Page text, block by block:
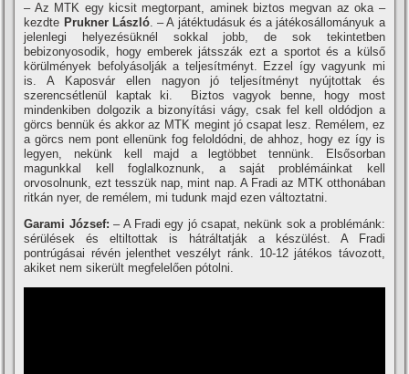
– Az MTK egy kicsit megtorpant, aminek biztos megvan az oka –
kezdte Prukner László. – A játéktudásuk és a játékosállományuk a
jelenlegi helyezésüknél sokkal jobb, de sok tekintetben
bebizonyosodik, hogy emberek játsszák ezt a sportot és a külső
körülmények befolyásolják a teljesí­tményt. Ezzel í­gy vagyunk mi
is. A Kaposvár ellen nagyon jó teljesí­tményt nyújtottak és
szerencsétlenül kaptak ki. Biztos vagyok benne, hogy most
mindenkiben dolgozik a bizonyí­tási vágy, csak fel kell oldódjon a
görcs bennük és akkor az MTK megint jó csapat lesz. Remélem, ez
a görcs nem pont ellenünk fog feloldódni, de ahhoz, hogy ez í­gy is
legyen, nekünk kell majd a legtöbbet tennünk. Elsősorban
magunkkal kell foglalkoznunk, a saját problémáinkat kell
orvosolnunk, ezt tesszük nap, mint nap. A Fradi az MTK otthonában
ritkán nyer, de remélem, mi tudunk majd ezen változtatni.
Garami József:– A Fradi egy jó csapat, nekünk sok a problémánk:
sérülések és eltiltottak is hátráltatják a készülést. A Fradi
pontrúgásai révén jelenthet veszélyt ránk. 10-12 játékos távozott,
akiket nem sikerült megfelelően pótolni.